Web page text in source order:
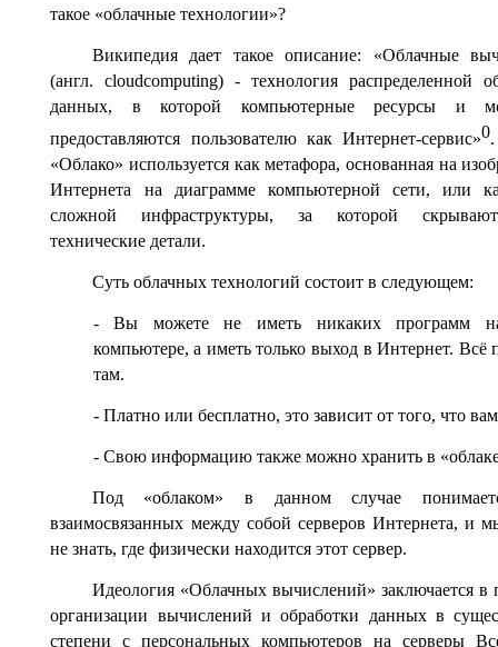
такое «облачные технологии»?
Википедия дает такое описание: «Облачные
(англ. cloudcomputing) - технология распределенной
данных, в которой компьютерные ресурсы и
предоставляются пользователю как Интернет-сервис»0
«Облако» используется как метафора, основанная на
Интернета на диаграмме компьютерной сети, или
сложной инфраструктуры, за которой
технические детали.
Суть облачных технологий состоит в следующем:
- Вы можете не иметь никаких программ
компьютере, а иметь только выход в Интернет. Всё
там.
- Платно или бесплатно, это зависит от того, что
- Свою информацию также можно хранить в
Под «облаком» в данном случае
взаимосвязанных между собой серверов Интернета, и
не знать, где физически находится этот сервер.
Идеология «Облачных вычислений» заключается в
организации вычислений и обработки данных в
степени с персональных компьютеров на серверы